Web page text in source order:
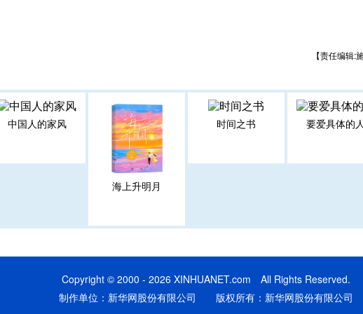
【责任编辑:
中国人的家风
海上升明月
时间之书 要爱具体的人
Copyright © 2000 - 2026 XINHUANET.com All Rights Reserved.
制作单位：新华网股份有限公司 版权所有：新华网股份有限公司